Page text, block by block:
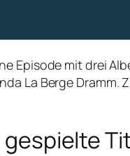
Episode mit drei
La Berge
gespielte